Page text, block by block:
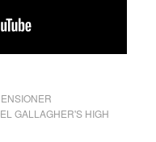
GALLAGHER'S HIGH